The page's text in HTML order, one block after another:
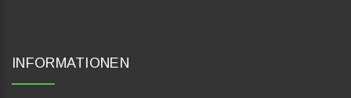
INFORMATIONEN